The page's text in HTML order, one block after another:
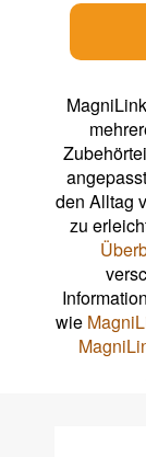
den Alltag
zu
wie